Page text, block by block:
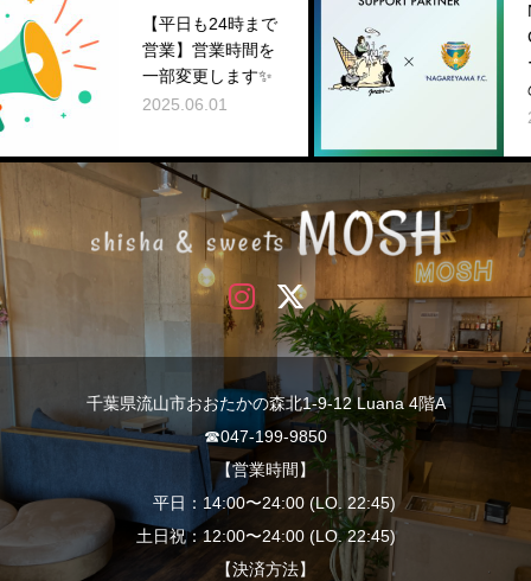
【平日も24時まで
営業】営業時間を
一部変更します✨
2025.06.01
NAGAREYAMA F.
C.とのサポートパ
ートナー契約締結
のお知らせ
千葉県流山市おおたかの森北1-9-12 Luana 4階A
☎︎047-199-9850
【営業時間】
平日：14:00〜24:00 (LO. 22:45)
土日祝：12:00〜24:00 (LO. 22:45)
【決済方法】